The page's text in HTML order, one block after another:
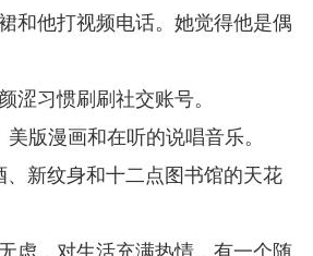
和他打视频电话。她觉得他是偶
涩习惯刷刷社交账号。
版漫画和在听的说唱音乐。
、新纹身和十二点图书馆的天花
虑，对生活充满热情，有一个随